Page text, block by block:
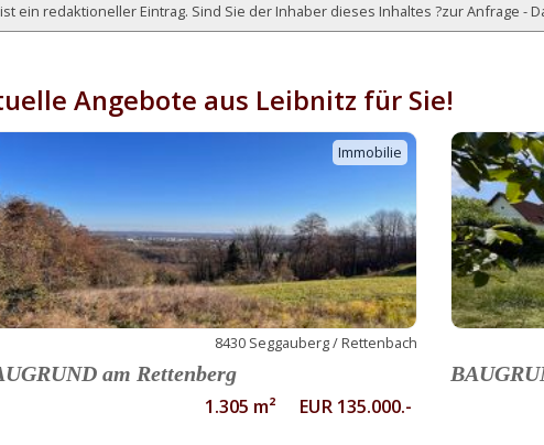
ein redaktioneller Eintrag. Sind Sie der Inhaber dieses Inhaltes ?zur Anfrage -
Angebote aus Leibnitz für Sie!
Immobilie
8430 Seggauberg / Rettenbach
am Rettenberg
1.305 m² EUR 135.000.-